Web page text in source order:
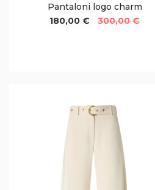
Pantaloni logo charm
180,00 €
300,00 €